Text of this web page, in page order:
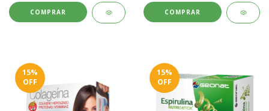
15%
OFF
15%
OFF